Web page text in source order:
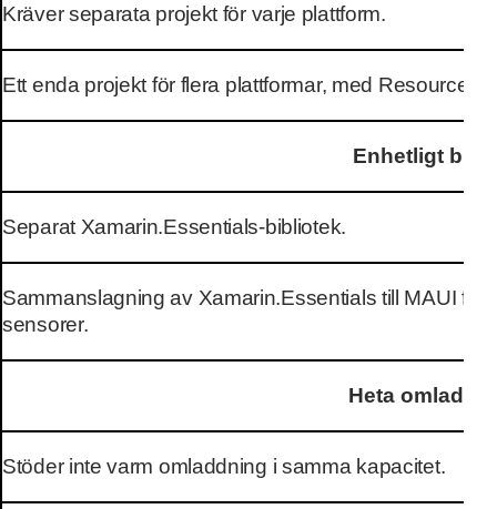
Kräver separata projekt för varje plattform.
Ett enda projekt för flera plattformar, med Resources-
Enhetligt
Separat Xamarin.Essentials-bibliotek.
Sammanslagning av Xamarin.Essentials till MAUI
sensorer.
Heta
Stöder inte varm omladdning i samma kapacitet.